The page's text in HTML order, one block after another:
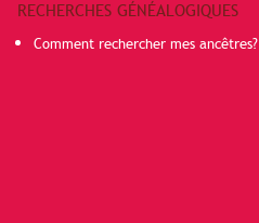
RECHERCHES GÉNÉALOGIQUES
Comment rechercher mes ancêtres?